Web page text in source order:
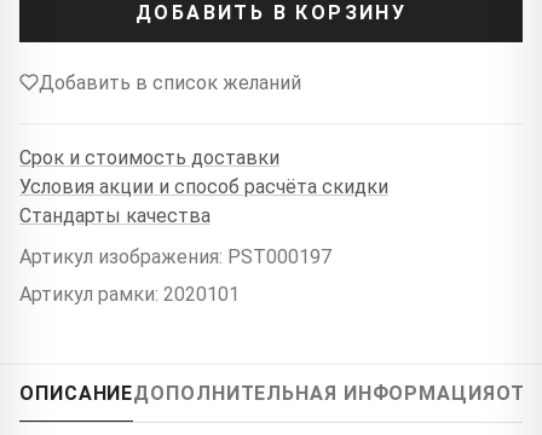
ДОБАВИТЬ В КОРЗИНУ
Добавить в список желаний
Срок и стоимость доставки
Условия акции и способ расчёта скидки
Стандарты качества
Артикул изображения: PST000197
Артикул рамки: 2020101
ОПИСАНИЕДОПОЛНИТЕЛЬНАЯ ИНФОРМАЦИЯ